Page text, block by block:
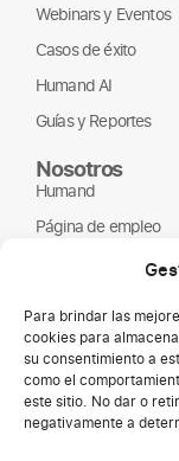
Para brindar las
cookies para
su consentimiento a
como el
este sitio. No dar o
negativamente a
Webinars y Eventos
Casos de éxito
Humand AI
Guías y Reportes
Nosotros
Humand
Página de empleo